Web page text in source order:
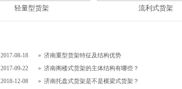
轻量型货架 流利式货架
2017-08-18 » 济南重型货架特征及结构优势
2017-09-22
» 济南阁楼式货架的主体结构有哪些？
2018-12-08
» 济南托盘式货架是不是横梁式货架？